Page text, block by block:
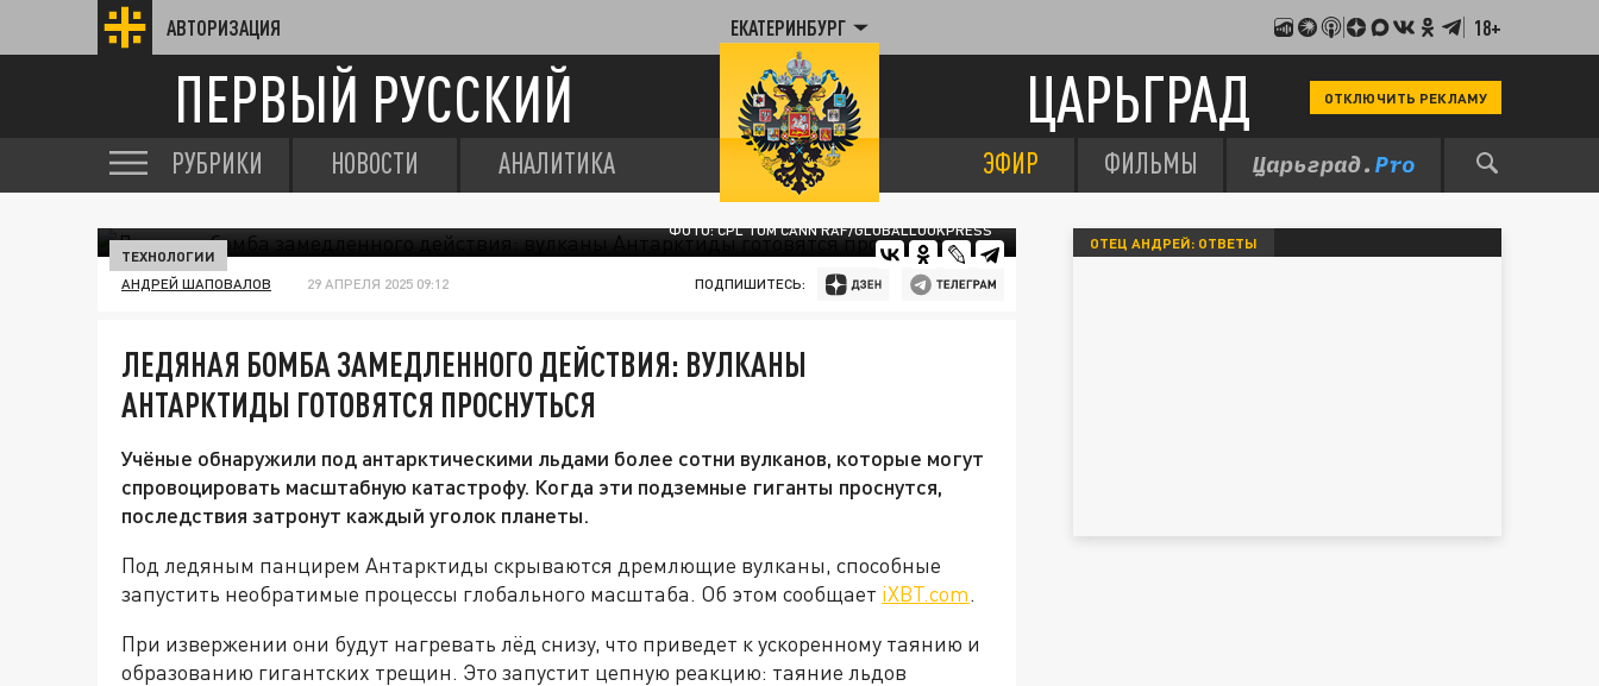
АВТОРИЗАЦИЯ ЕКАТЕРИНБУРГ 18+
ПЕРВЫЙ РУССКИЙ ЦАРЬГРАД ОТКЛЮЧИТЬ РЕКЛАМУ
РУБРИКИ НОВОСТИ АНАЛИТИКА ЭФИР ФИЛЬМЫ
ФОТО: CPL TOM CANN RAF/GLOBALLOOKPRESS
ТЕХНОЛОГИИ
АНДРЕЙ ШАПОВАЛОВ 29 АПРЕЛЯ 2025 09:12 ПОДПИШИТЕСЬ:
ЛЕДЯНАЯ БОМБА ЗАМЕДЛЕННОГО ДЕЙСТВИЯ: ВУЛКАНЫ
АНТАРКТИДЫ ГОТОВЯТСЯ ПРОСНУТЬСЯ
Учёные обнаружили под антарктическими льдами более сотни вулканов, которые могут
спровоцировать масштабную катастрофу. Когда эти подземные гиганты проснутся,
последствия затронут каждый уголок планеты.
Под ледяным панцирем Антарктиды скрываются дремлющие вулканы, способные
запустить необратимые процессы глобального масштаба. Об этом сообщает iXBT.com.
При извержении они будут нагревать лёд снизу, что приведет к ускоренному таянию и
образованию гигантских трещин. Это запустит цепную реакцию: таяние льдов
ОТЕЦ АНДРЕЙ: ОТВЕТЫ